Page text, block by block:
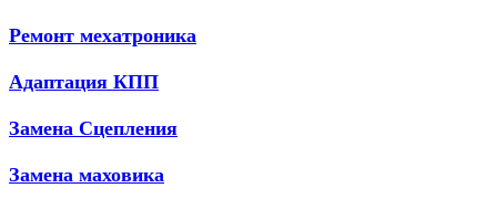
Ремонт мехатроника
Адаптация КПП
Замена Сцепления
Замена маховика